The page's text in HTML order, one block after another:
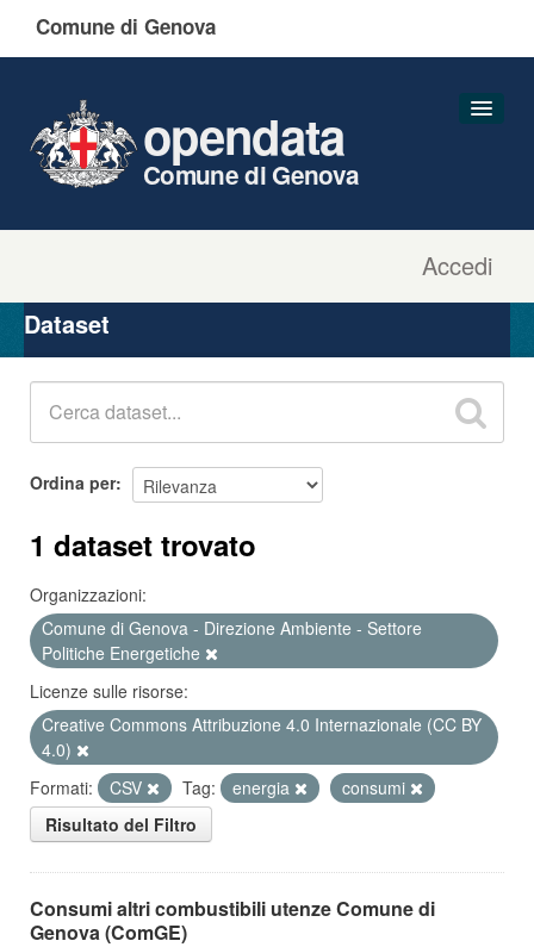
Comune di Genova
Accedi
opendata
Comune di Genova
Organizzazioni
Gruppi
Dataset
Ordina per
1 dataset trovato
Organizzazioni:
Comune di Genova - Direzione Ambiente - Settore
Politiche Energetiche
Licenze sulle risorse:
Creative Commons Attribuzione 4.0 Internazionale (CC BY
4.0)
Formati:
CSV Tag: energia
consumi
Risultato del Filtro
Consumi altri combustibili utenze Comune di
Genova (ComGE)